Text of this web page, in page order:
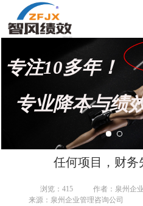
专注10多年！
专业降本与绩
任何项目，财务
浏览： 415
作者：泉州企
来源：泉州企业管理咨询公司